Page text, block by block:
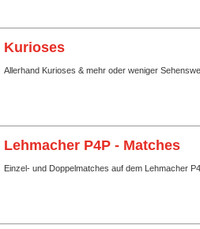
Kurioses
Allerhand Kurioses & mehr oder weniger
Lehmacher P4P - Matches
Einzel- und Doppelmatches auf dem Lehmacher